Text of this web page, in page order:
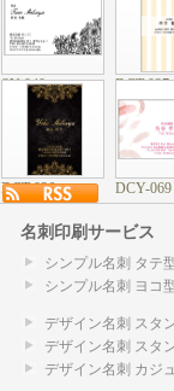
SY-040 DCT-037
DCT-036 DCY-069
名刺印刷サービス
シンプル名刺 タテ
シンプル名刺 ヨコ
デザイン名刺 スタ
デザイン名刺 スタ
デザイン名刺 カジ